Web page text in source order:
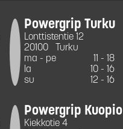
Powergrip Turku
Lonttistentie 12
20100
Turku
ma - pe
11 - 18
la
10 - 16
su
12 - 16
Powergrip Kuopio
Kiekkotie 4